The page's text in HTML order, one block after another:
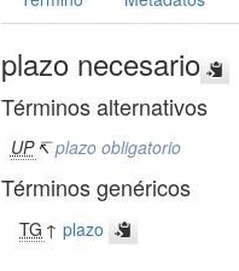
plazo necesario
Términos alternativos
UP ↸plazo obligatorio
Términos genéricos
TG ↑plazo